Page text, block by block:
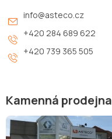
info@asteco.cz
+420 284 689 622
+420 739 365 505
Kamenná prodejna